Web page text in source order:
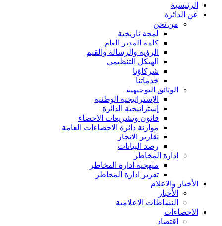
الرئيسية
عن الدائرة
من نحن
لمحة تاريخية
كلمة المدير العام
الرؤية والرسالة والقيم
الهيكل التنظيمي
شركاؤنا
خدماتنا
الوثائق التوجيهية
الإستراتيجية الوطنية
إستراتيجية الدائرة
قانون وتشريعات الاحصاء
موازنة دائرة الاحصاءات العامة
تقارير الانجاز
رصد البيانات
ادارة المخاطر
منهجية ادارة المخاطر
تقرير ادارة المخاطر
الأخبار والاعلام
الأخبار
النشاطات الاعلامية
الاحصاءات
اقتصاد